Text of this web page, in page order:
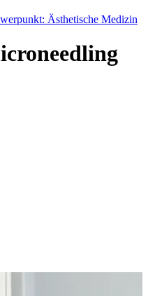
Ästhetische Medizin